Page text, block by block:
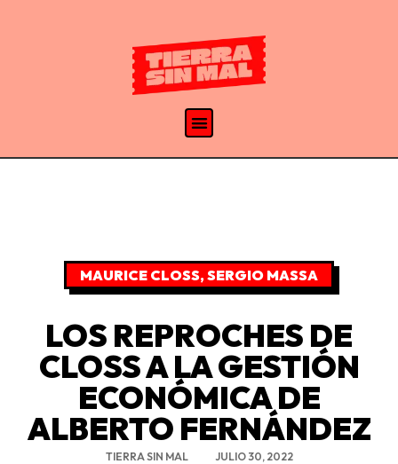
MAURICE CLOSS,SERGIO MASSA
LOS REPROCHES DE
CLOSS A LA GESTIÓN
ECONÓMICA DE
ALBERTO FERNÁNDEZ
TIERRA SIN MAL JULIO 30, 2022